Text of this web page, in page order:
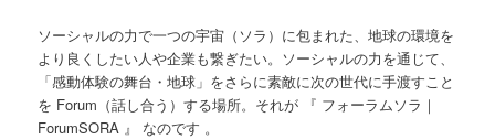
ソーシャルの力で一つの宇宙（ソラ）に包まれた、地球の環境を
より良くしたい人や企業も繋ぎたい。ソーシャルの力を通じて、
「感動体験の舞台・地球」をさ らに素敵に次の世代に手渡すこと
を Forum（話し合う）する場所。それが 『 フォーラムソラ｜
ForumSORA 』 なのです 。